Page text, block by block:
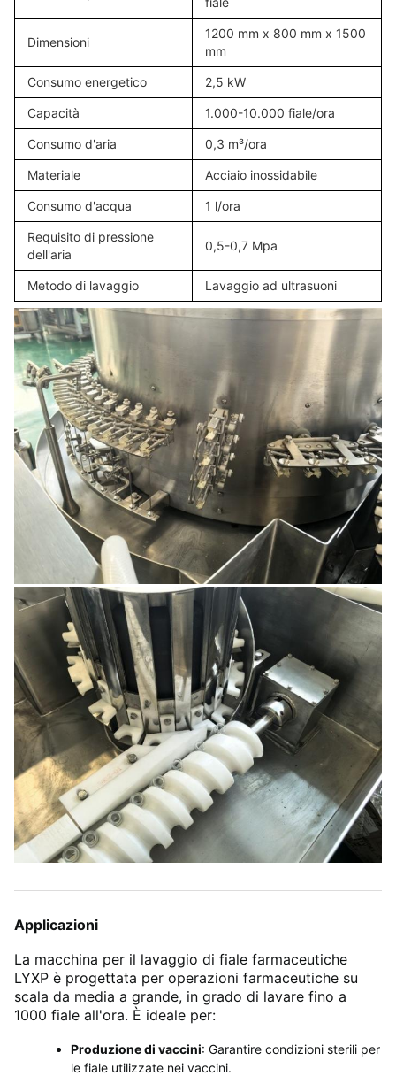
Dimensioni
1200 mm x 800 mm x 1500
mm
Consumo energetico 2,5 kW
Capacità 1.000-10.000 fiale/ora
Consumo d'aria 0,3 m³/ora
Materiale Acciaio inossidabile
Consumo d'acqua 1 l/ora
Requisito di pressione
dell'aria
0,5-0,7 Mpa
Metodo di lavaggio Lavaggio ad ultrasuoni
Applicazioni
La macchina per il lavaggio di fiale farmaceutiche
LYXP è progettata per operazioni farmaceutiche su
scala da media a grande, in grado di lavare fino a
1000 fiale all'ora. È ideale per:
Produzione di vaccini: Garantire condizioni sterili per
le fiale utilizzate nei vaccini.